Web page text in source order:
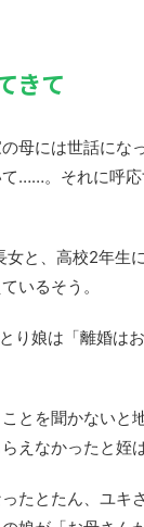
きて
母には世話に
……。それに呼
と、高校2年生
いるそう。
娘は「離婚は
とを聞かないと
えなかったと姪
たとたん、ユキ